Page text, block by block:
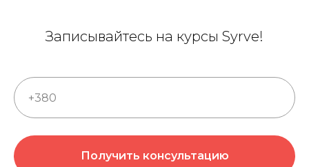
Записывайтесь на курсы Syrve!
Получить консультацию